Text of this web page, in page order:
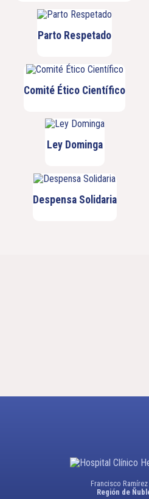
Parto Respetado
Comité Ético Científico
Ley Dominga
Despensa Solidaria
Francisco
Región de